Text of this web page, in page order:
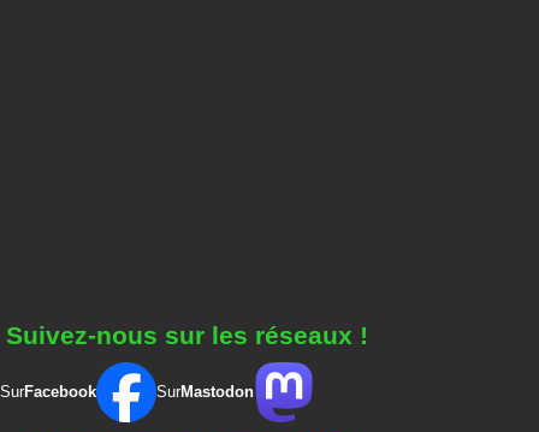
Suivez-nous sur les réseaux !
SurFacebook SurMastodon